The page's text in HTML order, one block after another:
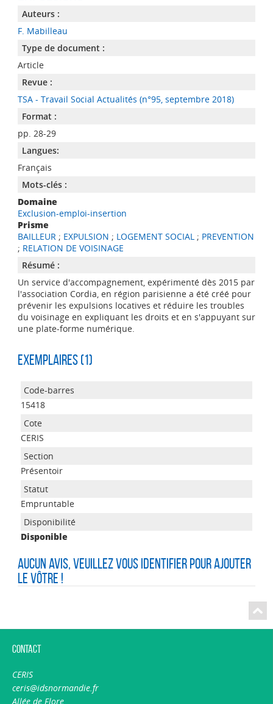
Auteurs :
F. Mabilleau
Type de document :
Article
Revue :
TSA - Travail Social Actualités (n°95, septembre 2018)
Format :
pp. 28-29
Langues:
Français
Mots-clés :
Domaine
Exclusion-emploi-insertion
Prisme
BAILLEUR; EXPULSION ; LOGEMENT SOCIAL; PREVENTION
; RELATION DE VOISINAGE
Résumé :
Un service d'accompagnement, expérimenté dès 2015 par
l'association Cordia, en région parisienne a été créé pour
prévenir les expulsions locatives et réduire les troubles
du voisinage en expliquant les droits et en s'appuyant sur
une plate-forme numérique.
Exemplaires (1)
15418
CERIS
Présentoir
Empruntable
Disponible
Aucun avis, veuillez vous identifier pour ajouter
le vôtre !
Contact
CERIS
ceris@idsnormandie.fr
Allée de Flore